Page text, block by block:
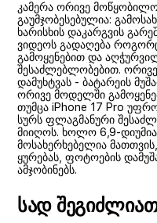
კამერა ორივე
გაუმჯობესებულია:
ხარისხის დაკარგვის
ვიდეოს გადაღება
გამოყენებით და
შესაძლებლობებით. ორივე
დამუხტვას - ბატარეის
ორივე მოდელში
თუმცა iPhone 17 Pro
სურს ფლაგმანური
მიიღოს. ხოლო 6,9-
მოსახერხებელია
ყურებას, ფოტოების
ამჯობინებს.
სად